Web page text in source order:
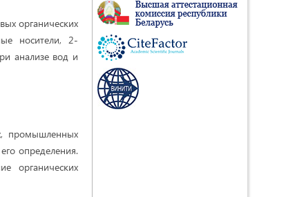
органических
носители, 2-
анализе вод и
промышленных
определения.
органических